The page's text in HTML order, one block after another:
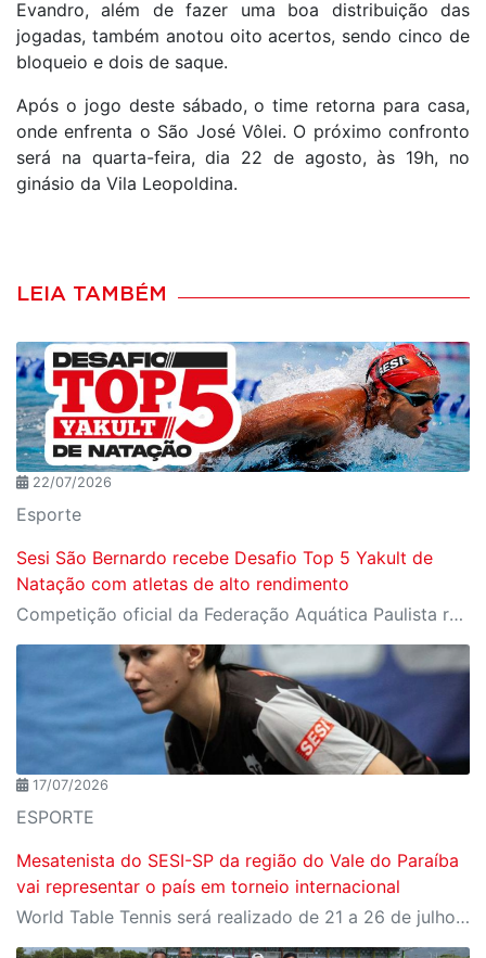
Evandro, além de fazer uma boa distribuição das
jogadas, também anotou oito acertos, sendo cinco de
bloqueio e dois de saque.
Após o jogo deste sábado, o time retorna para casa,
onde enfrenta o São José Vôlei. O próximo confronto
será na quarta-feira, dia 22 de agosto, às 19h, no
ginásio da Vila Leopoldina.
LEIA TAMBÉM
22/07/2026
Esporte
Sesi São Bernardo recebe Desafio Top 5 Yakult de
Natação com atletas de alto rendimento
Competição oficial da Federação Aquática Paulista reúne nadadores de elite em preparação para o Troféu José Finkel
17/07/2026
ESPORTE
Mesatenista do SESI-SP da região do Vale do Paraíba
vai representar o país em torneio internacional
World Table Tennis será realizado de 21 a 26 de julho, em São José dos Campos